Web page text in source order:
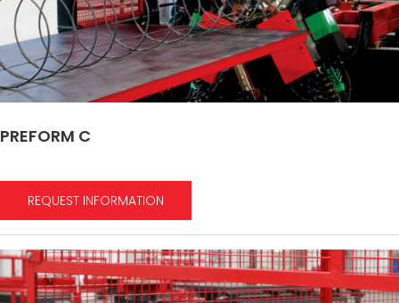
PREFORM C
REQUEST INFORMATION